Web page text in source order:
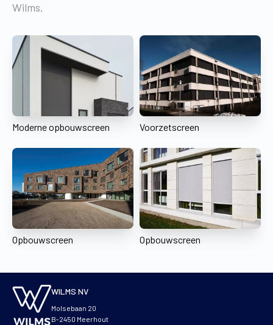
Wilms.
Moderne opbouwscreen
Opbouwscreen
Voorzetscreen
Opbouwscreen
WILMS NV
Molsebaan 20
B-2450 Meerhout